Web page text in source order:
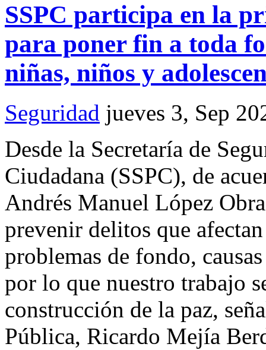
SSPC participa en la
para poner fin a toda
niñas, niños y
Seguridad jueves 3, Sep
Desde la Secretaría de
Ciudadana (SSPC), de
Andrés Manuel López
prevenir delitos que
problemas de fondo,
por lo que nuestro trabajo
construcción de la paz,
Pública, Ricardo Mejía